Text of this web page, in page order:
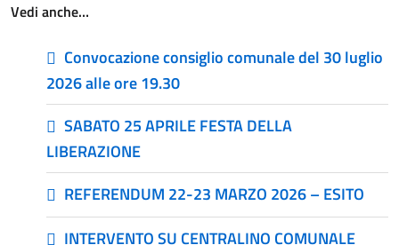
Vedi anche…
Convocazione consiglio comunale del 30 luglio
2026 alle ore 19.30
SABATO 25 APRILE FESTA DELLA
LIBERAZIONE
REFERENDUM 22-23 MARZO 2026 – ESITO
INTERVENTO SU CENTRALINO COMUNALE